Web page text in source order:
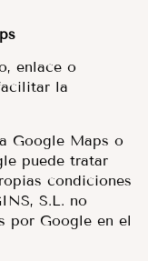
enlace o
la
Google Maps o
puede tratar
condiciones
S.L. no
por Google en el